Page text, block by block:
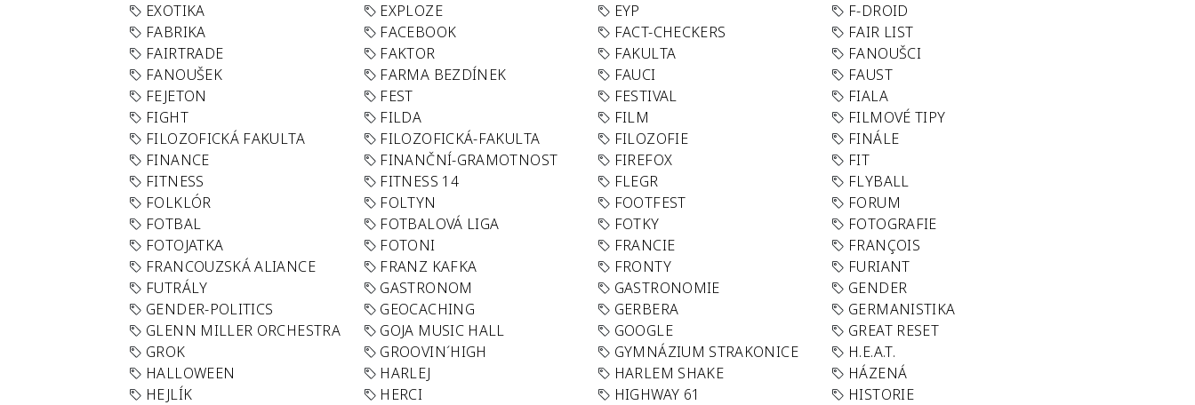
EXOTIKA
EXPLOZE EYP
F-DROID
FABRIKA
FACEBOOK FACT-CHECKERS
FAIR LIST
FAIRTRADE
FAKTOR FAKULTA
FANOUŠCI
FANOUŠEK
FARMA BEZDÍNEK FAUCI
FAUST
FEJETON
FEST FESTIVAL
FIALA
FIGHT
FILDA FILM
FILMOVÉ TIPY
FILOZOFICKÁ FAKULTA
FILOZOFICKÁ-FAKULTA FILOZOFIE
FINÁLE
FINANCE
FINANČNÍ-GRAMOTNOST FIREFOX
FIT
FITNESS
FITNESS 14 FLEGR
FLYBALL
FOLKLÓR
FOLTYN FOOTFEST
FORUM
FOTBAL
FOTBALOVÁ LIGA FOTKY
FOTOGRAFIE
FOTOJATKA
FOTONI FRANCIE
FRANÇOIS
FRANCOUZSKÁ ALIANCE
FRANZ KAFKA FRONTY
FURIANT
FUTRÁLY
GASTRONOM GASTRONOMIE
GENDER
GENDER-POLITICS
GEOCACHING GERBERA
GERMANISTIKA
GLENN MILLER ORCHESTRA
GOJA MUSIC HALL GOOGLE
GREAT RESET
GROK
GROOVIN´HIGH GYMNÁZIUM STRAKONICE
H.E.A.T.
HALLOWEEN
HARLEJ HARLEM SHAKE
HÁZENÁ
HEJLÍK
HERCI HIGHWAY 61
HISTORIE